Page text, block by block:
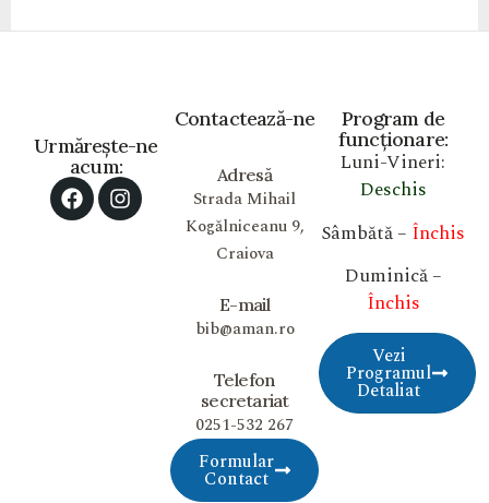
Program de
funcționare:
Luni-Vineri:
Deschis
Sâmbătă – Închis
Duminică –
Închis
Vezi
Programul
Detaliat
Contactează-ne
Adresă
Strada Mihail
Kogălniceanu 9,
Craiova
E-mail
bib@aman.ro
Telefon
secretariat
0251-532 267
Formular
Contact
Urmărește-ne
acum: